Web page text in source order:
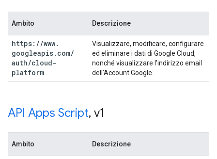
Ambito Descrizione
https: //www.
googleapis. com/
auth/cloud-
platform
Visualizzare, modificare, configurare
ed eliminare i dati di Google Cloud,
nonché visualizzare l'indirizzo email
dell'Account Google.
API Apps Script, v1
Ambito Descrizione